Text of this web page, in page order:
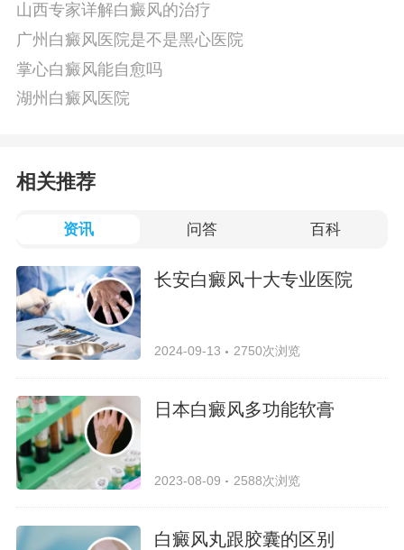
山西专家详解白癜风的治疗
广州白癜风医院是不是黑心医院
掌心白癜风能自愈吗
湖州白癜风医院
相关推荐
资讯 问答 百科
长安白癜风十大专业医院
2024-09-13 2750次浏览
日本白癜风多功能软膏
2023-08-09 2588次浏览
白癜风丸跟胶囊的区别